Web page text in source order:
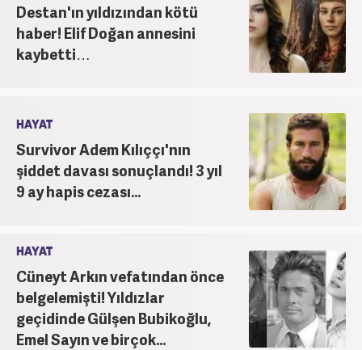
Destan'ın yıldızından kötü
haber! Elif Doğan annesini
kaybetti…
HAYAT
Survivor Adem Kılıççı'nın
şiddet davası sonuçlandı! 3 yıl
9 ay hapis cezası...
HAYAT
Cüneyt Arkın vefatından önce
belgelemişti! Yıldızlar
geçidinde Gülşen Bubikoğlu,
Emel Sayın ve birçok...